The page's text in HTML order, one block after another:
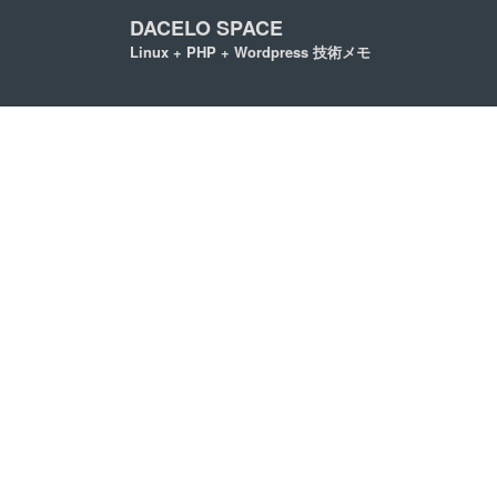
DACELO SPACE
Linux + PHP + Wordpress 技術メモ